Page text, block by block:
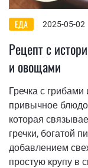
ЕДА 2025-05-02
Рецепт с
и овощами
Гречка с
привычное
которая
гречки, богатой
добавлением
простую крупу в